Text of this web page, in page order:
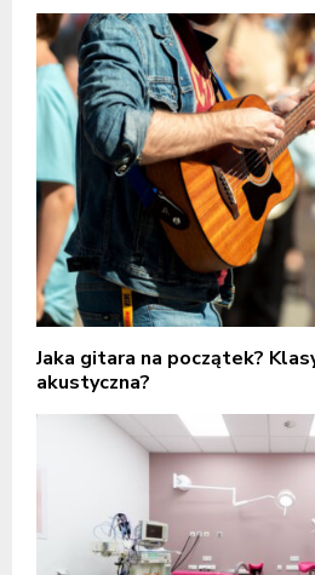
Jaka gitara na początek?
akustyczna?